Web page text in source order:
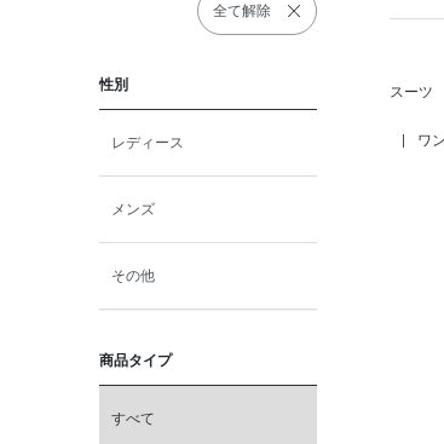
全て解除
性別
レディース
メンズ
その他
商品タイプ
すべて
スーツ
ワ